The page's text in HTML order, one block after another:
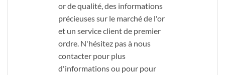
or de qualité, des informations
précieuses sur le marché de l'or
et un service client de premier
ordre. N'hésitez pas à nous
contacter pour plus
d'informations ou pour pour